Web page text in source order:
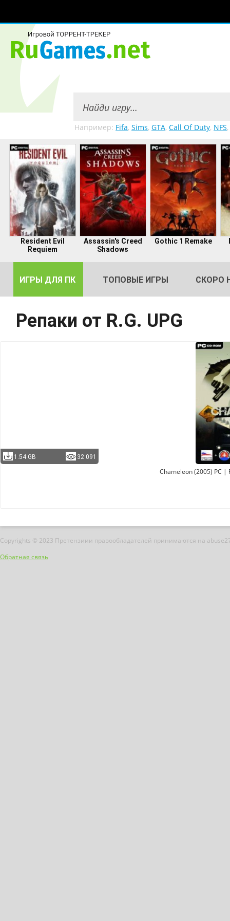
Например: Fifa, Sims, GTA, Call Of Duty, NFS,
Resident Evil
Requiem
Assassin's Creed
Shadows
Gothic 1 Remake
ИГРЫ ДЛЯ ПК ТОПОВЫЕ ИГРЫ СКОРО
Репаки от R.G. UPG
1.54 GB 32 091
Chameleon (2005) PC |
Copyrights © 2023 Претензиии правообладателей принимаются на
Обратная связь